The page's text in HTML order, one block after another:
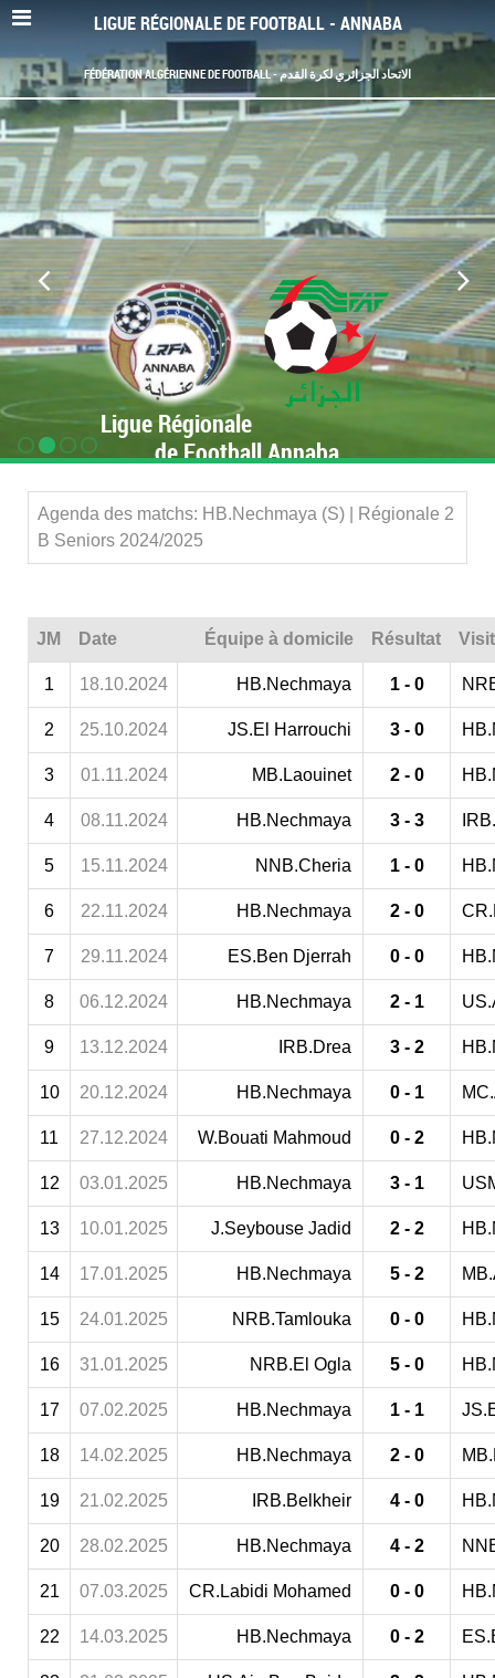
LIGUE RÉGIONALE DE FOOTBALL - ANNABA
FÉDÉRATION ALGÉRIENNE DE FOOTBALL - الاتحاد الجزائري لكرة القدم
Ligue Régionale
de Football Annaba
Agenda des matchs: HB.Nechmaya (S) | Régionale 2
B Seniors 2024/2025
JM Date Équipe à domicile Résultat
1 18.10.2024 HB.Nechmaya 1 - 0
2 25.10.2024 JS.El Harrouchi 3 - 0
3 01.11.2024 MB.Laouinet 2 - 0
4 08.11.2024 HB.Nechmaya 3 - 3
5 15.11.2024 NNB.Cheria 1 - 0
6 22.11.2024 HB.Nechmaya 2 - 0
7 29.11.2024 ES.Ben Djerrah 0 - 0
8 06.12.2024 HB.Nechmaya 2 - 1
9 13.12.2024 IRB.Drea 3 - 2
10 20.12.2024 HB.Nechmaya 0 - 1
11 27.12.2024 W.Bouati Mahmoud 0 - 2
12 03.01.2025 HB.Nechmaya 3 - 1
13 10.01.2025 J.Seybouse Jadid 2 - 2
14 17.01.2025 HB.Nechmaya 5 - 2
15 24.01.2025 NRB.Tamlouka 0 - 0
16 31.01.2025 NRB.El Ogla 5 - 0
17 07.02.2025 HB.Nechmaya 1 - 1
18 14.02.2025 HB.Nechmaya 2 - 0
19 21.02.2025 IRB.Belkheir 4 - 0
20 28.02.2025 HB.Nechmaya 4 - 2
21 07.03.2025 CR.Labidi Mohamed 0 - 0
22 14.03.2025 HB.Nechmaya 0 - 2